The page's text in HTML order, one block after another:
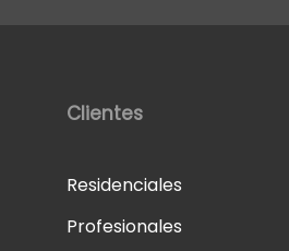
Clientes
Residenciales
Profesionales